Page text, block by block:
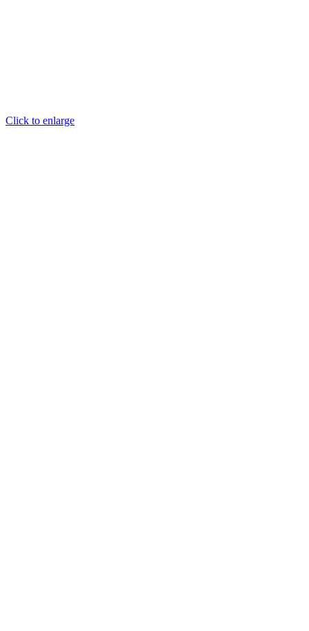
Click to enlarge